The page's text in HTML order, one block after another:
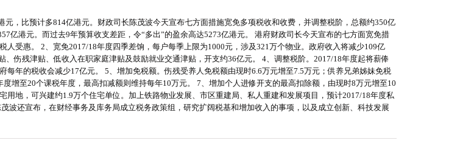
，比预计多814亿港元。财政司长陈茂波今天宣布七方面措施宽免多项税收和收费，并调整税阶，总额约350亿
亿港元。而过去9年预算收支差距，令“多出”的盈余高达5273亿港元。 港府财政司长今天宣布的七方面宽免措
受惠。 2、宽免2017/18年度四季差饷，每户每季上限为1000元，涉及321万个物业。政府收入将减少109亿
伤残津贴、低收入在职家庭津贴及鼓励就业交通津贴，开支约36亿元。 4、调整税阶。2017/18年度起将薪俸
年的税收会减少17亿元。 5、增加免税额。伤残受养人免税额由现时6.6万元增至7.5万元；供养兄弟姊妹免税
增至20个课税年度，最高扣减额则维持每年10万元。 7、增加个人进修开支的最高扣除额，由现时8万元增至10
地，可兴建约1.9万个住宅单位。加上铁路物业发展、市区重建局、私人重建和发展项目，预计2017/18年度私
波还宣布，在财经事务及库务局成立税务政策组，研究扩阔税基和增加收入的事项，以及成立创新、科技发展